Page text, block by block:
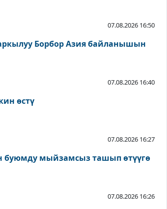
07.08.2026 16:50
Борбор Азия байланышын
07.08.2026 16:40
өстү
07.08.2026 16:27
буюмду мыйзамсыз ташып өтүүгө
07.08.2026 16:26